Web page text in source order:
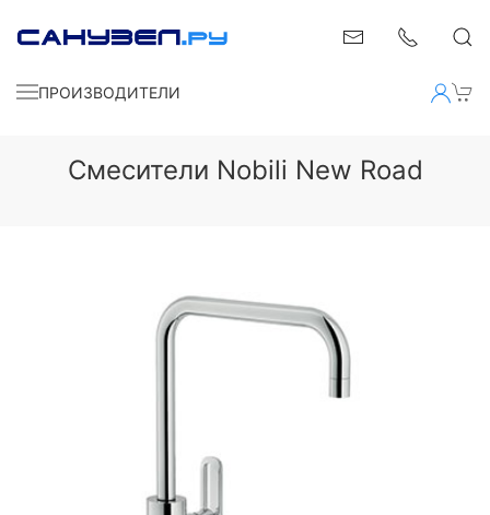
ПРОИЗВОДИТЕЛИ
Смесители Nobili New Road